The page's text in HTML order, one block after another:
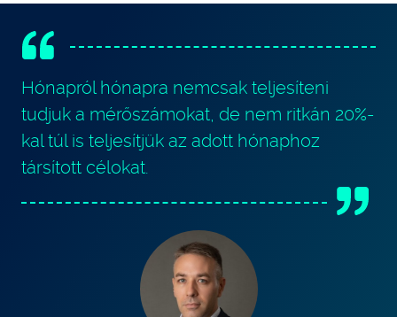
Hónapról hónapra nemcsak teljesíteni
tudjuk a mérőszámokat, de nem ritkán 20%-
kal túl is teljesítjük az adott hónaphoz
társított célokat.